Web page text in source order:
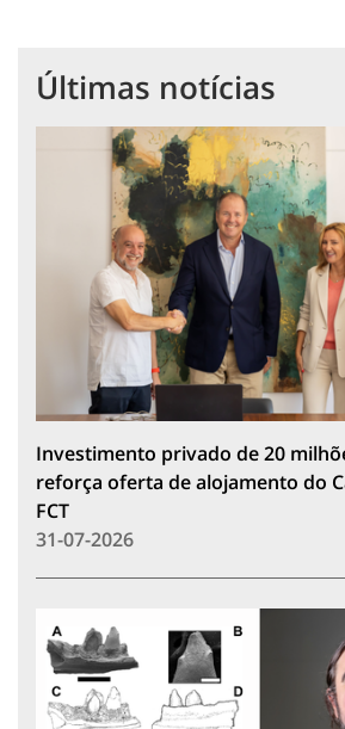
Últimas notícias
Investimento privado de 20
reforça oferta de alojamento do
FCT
31-07-2026